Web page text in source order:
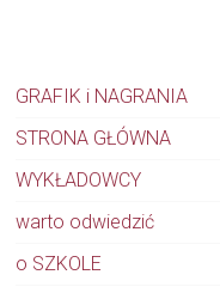
GRAFIK i NAGRANIA
STRONA GŁÓWNA
WYKŁADOWCY
warto odwiedzić
o SZKOLE